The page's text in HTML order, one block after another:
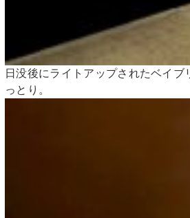
日没後にライトアップされたベイ
っとり。